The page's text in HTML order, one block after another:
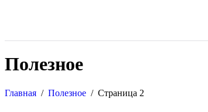
Полезное
Главная / Полезное / Страница 2